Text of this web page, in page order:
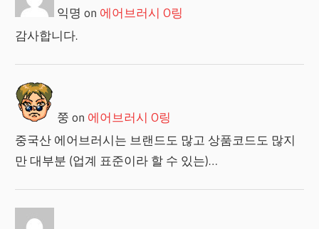
익명 on 에어브러시 O링
감사합니다.
쭝 on 에어브러시 O링
중국산 에어브러시는 브랜드도 많고 상품코드도 많지
만 대부분 (업계 표준이라 할 수 있는)…